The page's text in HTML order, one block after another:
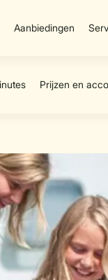
Aanbiedingen